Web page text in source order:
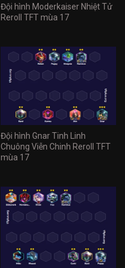
Đội hình Moderkaiser Nhiệt Tử
Reroll TFT mùa 17
Đội hình Gnar Tinh Linh
Chuông Viễn Chinh Reroll TFT
mùa 17